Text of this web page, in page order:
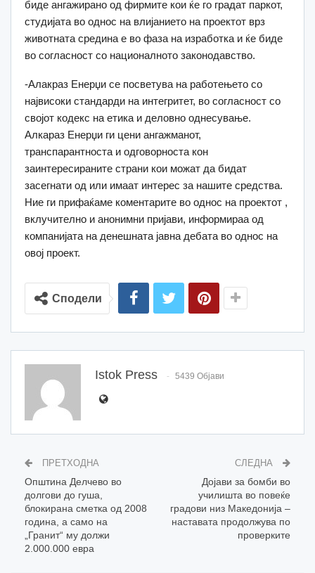
биде ангажирано од фирмите кои ќе го градат паркот,
студијата во однос на влијанието на проектот врз
животната средина е во фаза на изработка и ќе биде
во согласност со националното законодавство.
-Алакраз Енерџи се посветува на работењето со
највисоки стандарди на интегритет, во согласност со
својот кодекс на етика и деловно однесување.
Алкараз Енерџи ги цени ангажманот,
транспарантноста и одговорноста кон
заинтересираните страни кои можат да бидат
засегнати од или имаат интерес за нашите средства.
Ние ги прифаќаме коментарите во однос на проектот ,
вклучително и анонимни пријави, информираа од
компанијата на денешната јавна дебата во однос на
овој проект.
Сподели
Istok Press 5439 Објави
ПРЕТХОДНА
Општина Делчево во
долгови до гуша,
блокирана сметка од 2008
година, а само на
„Гранит“ му должи
2.000.000 евра
СЛЕДНА
Дојави за бомби во
училишта во повеќе
градови низ Македонија –
наставата продолжува по
проверките